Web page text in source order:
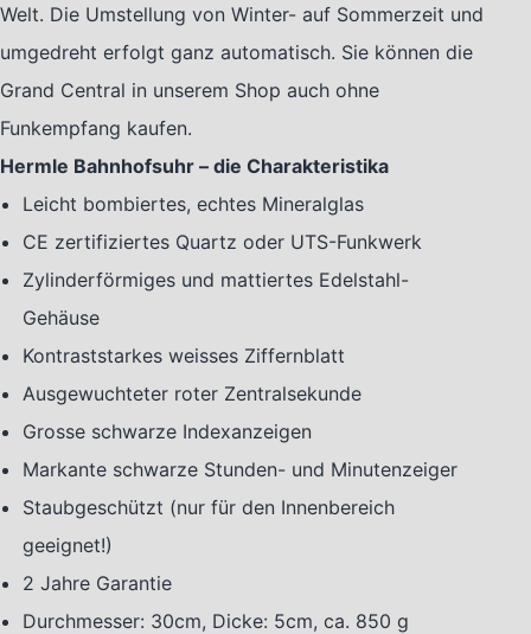
Welt. Die Umstellung von Winter- auf Sommerzeit und
umgedreht erfolgt ganz automatisch. Sie können die
Grand Central in unserem Shop auch ohne
Funkempfang kaufen.
Hermle Bahnhofsuhr – die Charakteristika
Leicht bombiertes, echtes Mineralglas
CE zertifiziertes Quartz oder UTS-Funkwerk
Zylinderförmiges und mattiertes Edelstahl-
Gehäuse
Kontraststarkes weisses Ziffernblatt
Ausgewuchteter roter Zentralsekunde
Grosse schwarze Indexanzeigen
Markante schwarze Stunden- und Minutenzeiger
Staubgeschützt (nur für den Innenbereich
geeignet!)
2 Jahre Garantie
Durchmesser: 30cm, Dicke: 5cm, ca. 850 g